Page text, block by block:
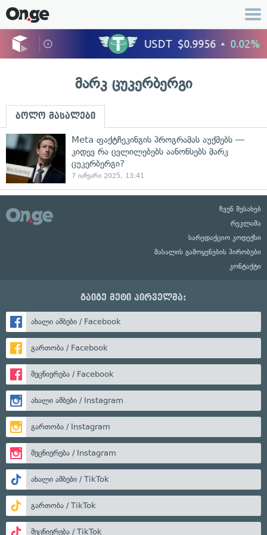
მარკ ცუკერბერგი
ბოლო მასალები
Meta ფაქტჩეკინგის პროგრამას აუქმებს —
კიდევ რა ცვლილებებს აანონსებს მარკ
ცუკერბერგი?
7 იანვარი 2025, 13:41
ჩვენ შესახებ
რეკლამა
სარედაქციო კოდექსი
მასალის გამოყენების პირობები
კონტაქტი
გაიგე მეტი პირველმა:
ახალი ამბები / Facebook
გართობა / Facebook
მეცნიერება / Facebook
ახალი ამბები / Instagram
გართობა / Instagram
მეცნიერება / Instagram
ახალი ამბები / TikTok
გართობა / TikTok
მეცნიერება / TikTok